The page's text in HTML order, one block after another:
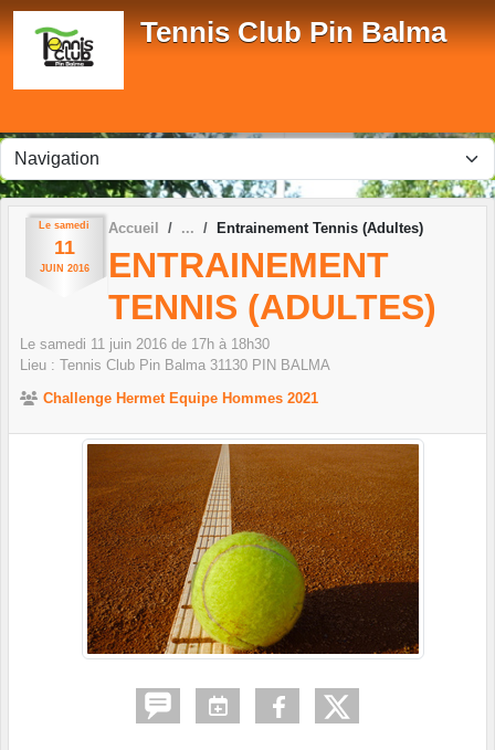
Tennis Club Pin Balma
Le samedi
11
JUIN 2016
Accueil Entrainement Tennis (Adultes)
ENTRAINEMENT
TENNIS (ADULTES)
Le samedi 11 juin 2016 de 17h à 18h30
Lieu : Tennis Club Pin Balma 31130 PIN BALMA
Challenge Hermet Equipe Hommes 2021
Panneau de gestion des cookies